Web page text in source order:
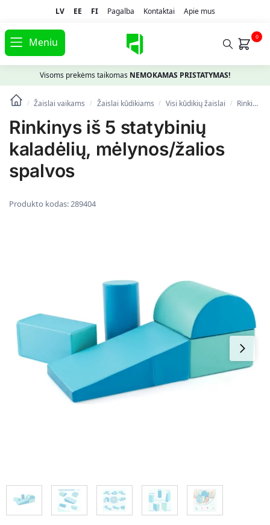
LV EE FI Pagalba Kontaktai Apie mus
Meniu 0
Visoms prekėms taikomas NEMOKAMAS PRISTATYMAS!
/ Žaislai vaikams / Žaislai kūdikiams / Visi kūdikių žaislai / Rinkinys iš 5 statybinių kaladėlių, mėlynos/žalios spalvos
Rinkinys iš 5 statybinių
kaladėlių, mėlynos/žalios
spalvos
Produkto kodas:289404